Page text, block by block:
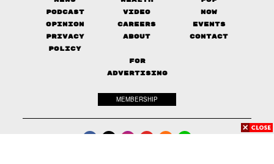
Podcast
Video
Now
Opinion
Careers
Events
Privacy
Policy
About Contact
FOR
ADVERTISING
MEMBERSHIP